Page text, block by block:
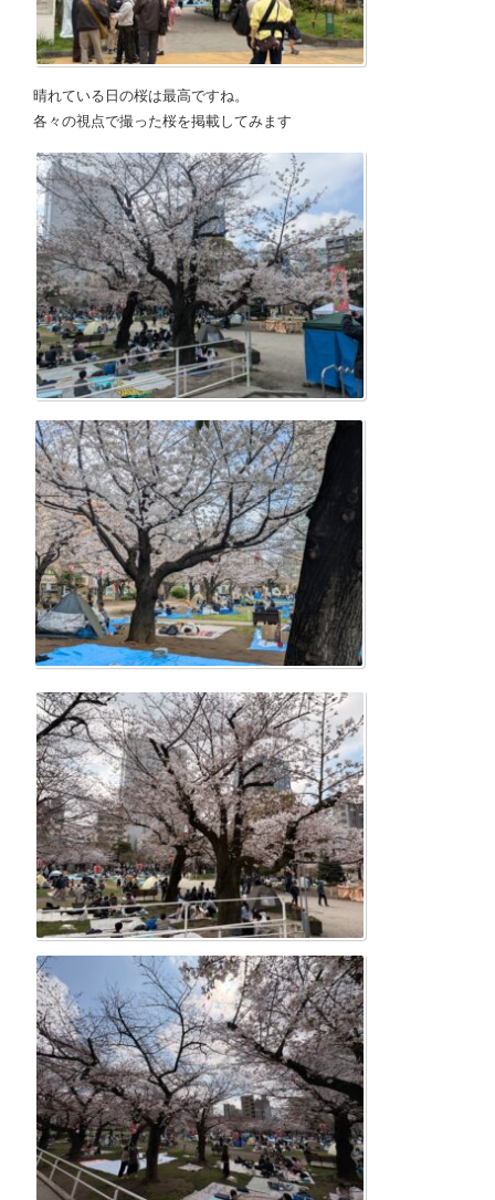
晴れている日の桜は最高ですね。
各々の視点で撮った桜を掲載してみます